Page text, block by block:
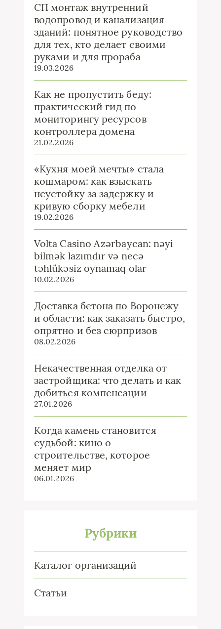
СП монтаж внутренний
водопровод и канализация
зданий: понятное руководство
для тех, кто делает своими
руками и для прораба
19.03.2026
Как не пропустить беду:
практический гид по
мониторингу ресурсов
контроллера домена
21.02.2026
«Кухня моей мечты» стала
кошмаром: как взыскать
неустойку за задержку и
кривую сборку мебели
19.02.2026
Volta Casino Azərbaycan: nəyi
bilmək lazımdır və necə
təhlükəsiz oynamaq olar
10.02.2026
Доставка бетона по Воронежу
и области: как заказать быстро,
опрятно и без сюрпризов
08.02.2026
Некачественная отделка от
застройщика: что делать и как
добиться компенсации
27.01.2026
Когда камень становится
судьбой: кино о
строительстве, которое
меняет мир
06.01.2026
Рубрики
Каталог организаций
Статьи